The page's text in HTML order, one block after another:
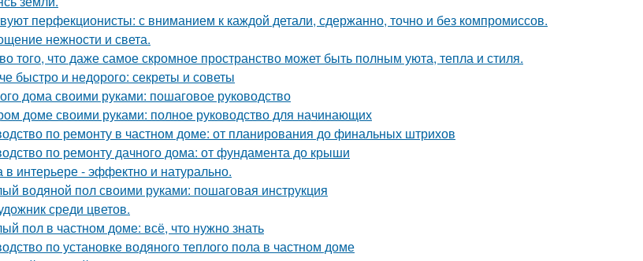
перфекционисты: с вниманием к каждой детали, сдержанно, точно и без компромиссов.
нежности и света.
того, что даже самое скромное пространство может быть полным уюта, тепла и стиля.
быстро и недорого: секреты и советы
дома своими руками: пошаговое руководство
доме своими руками: полное руководство для начинающих
по ремонту в частном доме: от планирования до финальных штрихов
по ремонту дачного дома: от фундамента до крыши
в интерьере - эффектно и натурально.
водяной пол своими руками: пошаговая инструкция
среди цветов.
пол в частном доме: всё, что нужно знать
по установке водяного теплого пола в частном доме